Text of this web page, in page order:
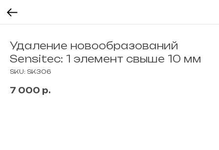
Удаление новообразований
Sensitec: 1 элемент свыше 10 мм
SKU: SK306
7 000 р.